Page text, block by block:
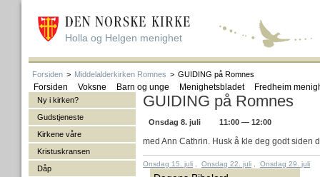
Holla og Helgen menighet
Forsiden > Middelalderkirken Romnes > GUIDING på Romnes
Forsiden Voksne Barn og unge Menighetsbladet Fredheim
Ny i kirken?
Gudstjeneste
Kirkene våre
Kristuskransen
Dåp
GUIDING på Romnes
Onsdag 8. juli 11:00 — 12:00
med Ann Cathrin. Husk å kle deg godt siden
Onsdag 15. juli Onsdag 22. juli Onsdag 29. juli